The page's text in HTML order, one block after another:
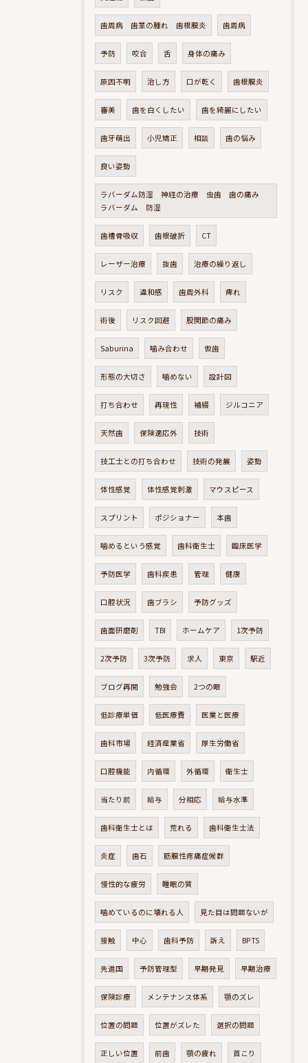
歯周病 歯茎の腫れ 歯根膜炎 歯周病
予防 咬合 舌 身体の痛み
原因不明 治し方 口が乾く 歯根膜炎
審美 歯を白くしたい 歯を綺麗にしたい
歯牙萌出 小児矯正 相談 歯の悩み
良い姿勢
ラバーダム防湿 神経の治療 虫歯 歯の痛み
ラバーダム 防湿
歯槽骨吸収 歯根破折 CT
レーザー治療 抜歯 治療の繰り返し
リスク 違和感 歯周外科 痺れ
術後 リスク回避 股関節の痛み
Saburina 噛み合わせ 仮歯
形態の大切さ 噛めない 設計図
打ち合わせ 再現性 補綴 ジルコニア
天然歯 保険適応外 技術
技工士との打ち合わせ 技術の発展 姿勢
体性感覚 体性感覚刺激 マウスピース
スプリント ポジショナー 本歯
噛めるという感覚 歯科衛生士 臨床医学
予防医学 歯科疾患 管理 健康
口腔状況 歯ブラシ 予防グッズ
歯面研磨剤 TBI ホームケア 1次予防
2次予防 3次予防 求人 東京 駅近
ブログ再開 勉強会 2つの眼
低診療単価 低医療費 医業と医療
歯科市場 経済産業省 厚生労働省
口腔機能 内循環 外循環 衛生士
当たり前 給与 分相応 給与水準
歯科衛生士とは 荒れる 歯科衛生士法
炎症 歯石 筋膜性疼痛症候群
慢性的な疲労 睡眠の質
噛めているのに壊れる人 見た目は問題ないが
接触 中心 歯科予防 訴え BPTS
先進国 予防管理型 早期発見 早期治療
保険診療 メンテナンス体系 顎のズレ
位置の問題 位置がズレた 選択の問題
正しい位置 前歯 顎の疲れ 首こり